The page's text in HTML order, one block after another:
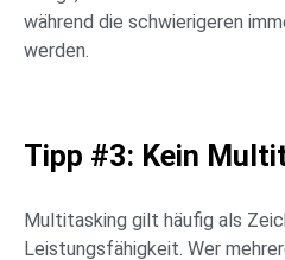
während die schwierigeren
werden.
Tipp #3: Kein
Multitasking gilt häufig als
Leistungsfähigkeit. Wer